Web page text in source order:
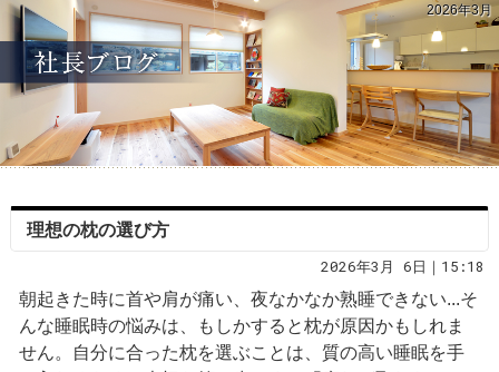
2026年3月
理想の枕の選び方
2026年3月 6日｜15:18
朝起きた時に首や肩が痛い、夜なかなか熟睡できない...そ
んな睡眠時の悩みは、もしかすると枕が原因かもしれま
せん。自分に合った枕を選ぶことは、質の高い睡眠を手